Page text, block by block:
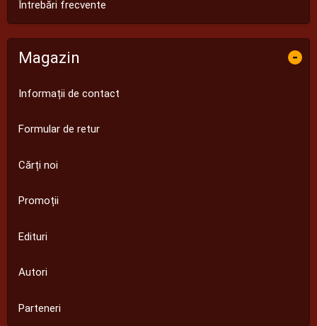
Întrebări frecvente
Magazin -
Informații de contact
Formular de retur
Cărți noi
Promoții
Edituri
Autori
Parteneri